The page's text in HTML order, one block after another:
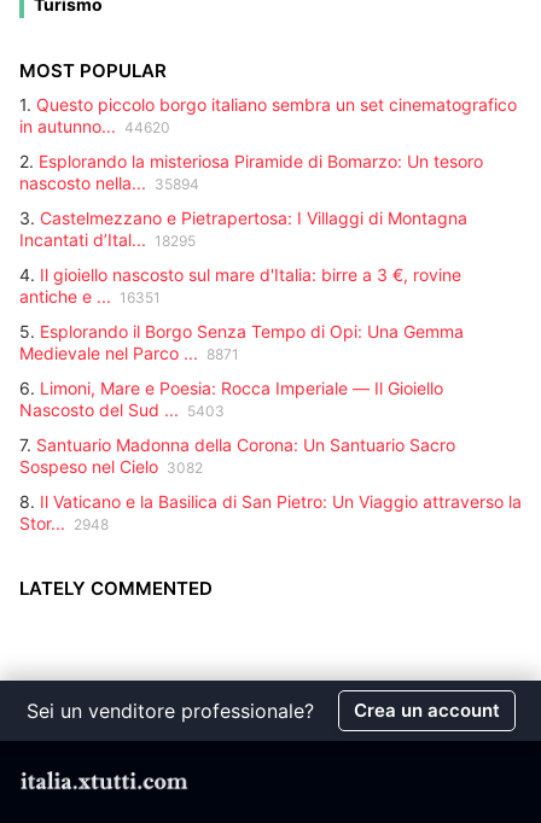
da ogni angolo del globo.
posizione, prezzo e caratteristiche principali. Ideale per chi cerca una
MOST POPULAR
1. Questo piccolo borgo italiano sembra un set cinematografico
in autunno... 44620
2. Esplorando la misteriosa Piramide di Bomarzo: Un tesoro
nascosto nella... 35894
3. Castelmezzano e Pietrapertosa: I Villaggi di Montagna
Incantati d’Ital... 18295
4. Il gioiello nascosto sul mare d'Italia: birre a 3 €, rovine
antiche e ... 16351
5. Esplorando il Borgo Senza Tempo di Opi: Una Gemma
Medievale nel Parco ... 8871
6. Limoni, Mare e Poesia: Rocca Imperiale — Il Gioiello
Nascosto del Sud ... 5403
7. Santuario Madonna della Corona: Un Santuario Sacro
Sospeso nel Cielo 3082
8. Il Vaticano e la Basilica di San Pietro: Un Viaggio attraverso la
Stor... 2948
LATELY COMMENTED
Sei un venditore professionale? Crea un account